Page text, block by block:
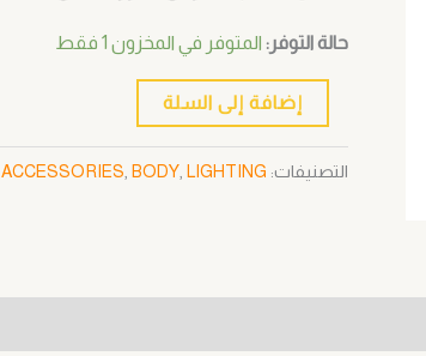
حالة التوفر: المتوفر في المخزون 1 فقط
إضافة إلى السلة
التصنيفات: ACCESSORIES BODY LIGHTING